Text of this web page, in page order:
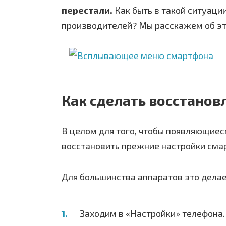
перестали. Как быть в такой
производителей? Мы расскажем об
Как сделать
В целом для того, чтобы
восстановить прежние настройки
Для большинства аппаратов это
Заходим в «Настройки» телефона.